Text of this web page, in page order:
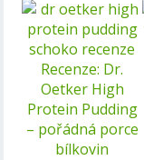
Recenze: Dr.
Oetker High
Protein Pudding
– pořádná porce
bílkovin